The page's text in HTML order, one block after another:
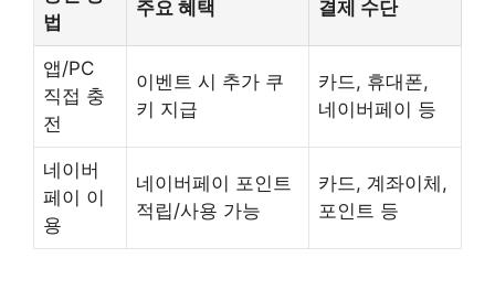
법
주요 혜택 결제 수단
앱/PC
직접 충
전
이벤트 시 추가 쿠
키 지급
카드, 휴대폰,
네이버페이 등
네이버
페이 이
용
네이버페이 포인트
적립/사용 가능
카드, 계좌이체,
포인트 등